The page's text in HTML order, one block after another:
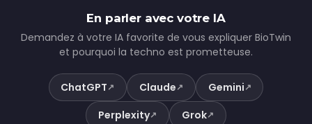
En parler avec votre IA
Demandez à votre IA favorite de vous expliquer BioTwin
et pourquoi la techno est prometteuse.
ChatGPT↗ Claude↗ Gemini↗
Perplexity↗ Grok↗